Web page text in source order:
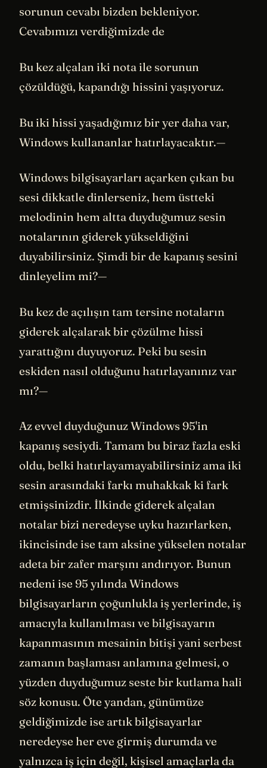
sorunun cevabı bizden bekleniyor.
Cevabımızı verdiğimizde de
Bu kez alçalan iki nota ile sorunun
çözüldüğü, kapandığı hissini yaşıyoruz.
Bu iki hissi yaşadığımız bir yer daha var,
Windows kullananlar hatırlayacaktır.—
Windows bilgisayarları açarken çıkan bu
sesi dikkatle dinlerseniz, hem üstteki
melodinin hem altta duyduğumuz sesin
notalarının giderek yükseldiğini
duyabilirsiniz. Şimdi bir de kapanış sesini
dinleyelim mi?—
Bu kez de açılışın tam tersine notaların
giderek alçalarak bir çözülme hissi
yarattığını duyuyoruz. Peki bu sesin
eskiden nasıl olduğunu hatırlayanınız var
mı?—
Az evvel duyduğunuz Windows 95'in
kapanış sesiydi. Tamam bu biraz fazla eski
oldu, belki hatırlayamayabilirsiniz ama iki
sesin arasındaki farkı muhakkak ki fark
etmişsinizdir. İlkinde giderek alçalan
notalar bizi neredeyse uyku hazırlarken,
ikincisinde ise tam aksine yükselen notalar
adeta bir zafer marşını andırıyor. Bunun
nedeni ise 95 yılında Windows
bilgisayarların çoğunlukla iş yerlerinde, iş
amacıyla kullanılması ve bilgisayarın
kapanmasının mesainin bitişi yani serbest
zamanın başlaması anlamına gelmesi, o
yüzden duyduğumuz seste bir kutlama hali
söz konusu. Öte yandan, günümüze
geldiğimizde ise artık bilgisayarlar
neredeyse her eve girmiş durumda ve
yalnızca iş için değil, kişisel amaçlarla da